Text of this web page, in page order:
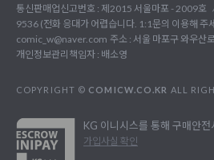
통신판매업신고번호 : 제2015 서울마포 - 2009호
9536 (전화 응대가 어렵습니다. 1:1문의 이용해 주
comic_w@naver.com 주소 : 서울 마포구 와우산
개인정보관리책임자 : 배소영
COPYRIGHT © COMICW.CO.KR ALL
KG 이니시스를 통해 구매안
가입사실 확인